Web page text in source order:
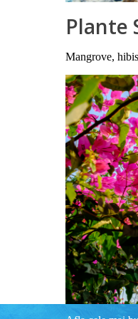
Plante
Mangrove,